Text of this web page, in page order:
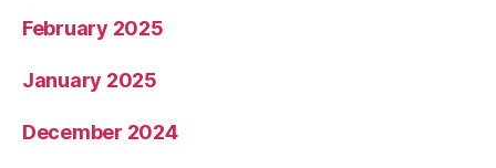
February 2025
January 2025
December 2024